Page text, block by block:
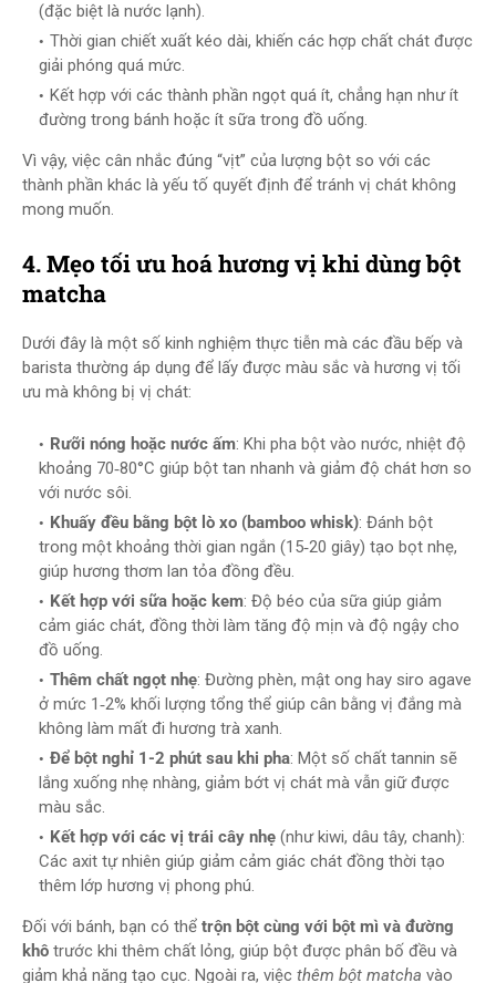
(đặc biệt là nước lạnh).
Thời gian chiết xuất kéo dài, khiến các hợp chất chát được
giải phóng quá mức.
Kết hợp với các thành phần ngọt quá ít, chẳng hạn như ít
đường trong bánh hoặc ít sữa trong đồ uống.
Vì vậy, việc cân nhắc đúng “vịt” của lượng bột so với các
thành phần khác là yếu tố quyết định để tránh vị chát không
mong muốn.
4. Mẹo tối ưu hoá hương vị khi dùng bột
matcha
Dưới đây là một số kinh nghiệm thực tiễn mà các đầu bếp và
barista thường áp dụng để lấy được màu sắc và hương vị tối
ưu mà không bị vị chát:
Rưỡi nóng hoặc nước ấm: Khi pha bột vào nước, nhiệt độ
khoảng 70‑80°C giúp bột tan nhanh và giảm độ chát hơn so
với nước sôi.
Khuấy đều bằng bột lò xo (bamboo whisk): Đánh bột
trong một khoảng thời gian ngắn (15‑20 giây) tạo bọt nhẹ,
giúp hương thơm lan tỏa đồng đều.
Kết hợp với sữa hoặc kem: Độ béo của sữa giúp giảm
cảm giác chát, đồng thời làm tăng độ mịn và độ ngậy cho
đồ uống.
Thêm chất ngọt nhẹ: Đường phèn, mật ong hay siro agave
ở mức 1‑2% khối lượng tổng thể giúp cân bằng vị đắng mà
không làm mất đi hương trà xanh.
Để bột nghỉ 1-2 phút sau khi pha: Một số chất tannin sẽ
lắng xuống nhẹ nhàng, giảm bớt vị chát mà vẫn giữ được
màu sắc.
Kết hợp với các vị trái cây nhẹ (như kiwi, dâu tây, chanh):
Các axit tự nhiên giúp giảm cảm giác chát đồng thời tạo
thêm lớp hương vị phong phú.
Đối với bánh, bạn có thể trộn bột cùng với bột mì và đường
khô trước khi thêm chất lỏng, giúp bột được phân bố đều và
giảm khả năng tạo cục. Ngoài ra, việc thêm bột matcha vào